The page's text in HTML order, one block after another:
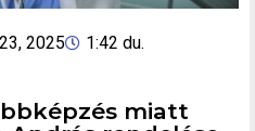
2025 1:42 du.
miatt